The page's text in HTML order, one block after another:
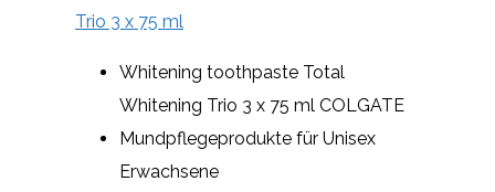
Trio 3 x 75 ml
Whitening toothpaste Total
Whitening Trio 3 x 75 ml COLGATE
Mundpflegeprodukte für Unisex
Erwachsene